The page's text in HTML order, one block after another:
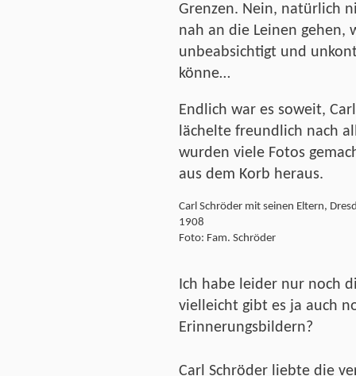
Grenzen. Nein, natürlich
nah an die Leinen gehen,
unbeabsichtigt und
könne…
Endlich war es soweit,
lächelte freundlich nach
wurden viele Fotos
aus dem Korb heraus.
Carl Schröder mit seinen Eltern,
1908
Foto: Fam. Schröder
Ich habe leider nur noch
vielleicht gibt es ja auch
Erinnerungsbildern?
Carl Schröder liebte die